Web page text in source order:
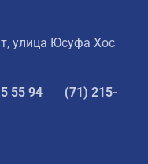
улица Юсуфа Хос
55 94
(71) 215-